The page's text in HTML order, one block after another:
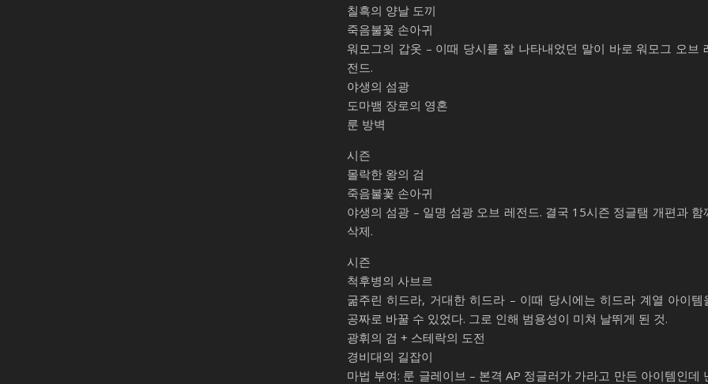
칠흑의 양날 도끼
죽음불꽃 손아귀
워모그의 갑옷 – 이때 당시를 잘 나타내었던 말이 바로 워모그 오브
전드.
야생의 섬광
도마뱀 장로의 영혼
룬 방벽
시즌
몰락한 왕의 검
죽음불꽃 손아귀
야생의 섬광 – 일명 섬광 오브 레전드. 결국 15시즌 정글탬 개편과 함
삭제.
시즌
척후병의 사브르
굶주린 히드라, 거대한 히드라 – 이때 당시에는 히드라 계열 아이템
공짜로 바꿀 수 있었다. 그로 인해 범용성이 미쳐 날뛰게 된 것.
광휘의 검 + 스테락의 도전
경비대의 길잡이
마법 부여: 룬 글레이브 – 본격 AP 정글러가 가라고 만든 아이템인데